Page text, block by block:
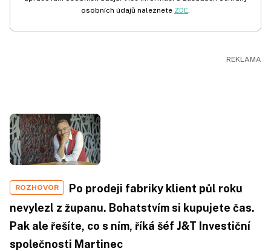
osobních údajů naleznete ZDE.
ROZHOVOR
Po prodeji fabriky klient půl roku
nevylezl z županu. Bohatstvím si kupujete čas.
Pak ale řešíte, co s ním, říká šéf J&T Investiční
společnosti Martinec